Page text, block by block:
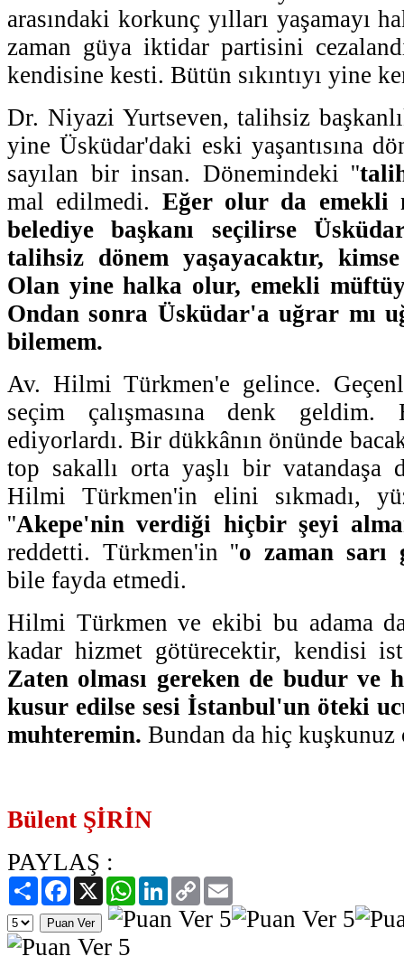
arasındaki korkunç yılları yaşamayı
zaman güya iktidar partisini
kendisine kesti. Bütün sıkıntıyı yine
Dr. Niyazi Yurtseven, talihsiz
yine Üsküdar'daki eski yaşantısına
sayılan bir insan. Dönemindeki ''
mal edilmedi. Eğer olur da emekli
belediye başkanı seçilirse
talihsiz dönem yaşayacaktır,
Olan yine halka olur, emekli
Ondan sonra Üsküdar'a uğrar mı
bilemem.
Av. Hilmi Türkmen'e gelince.
seçim çalışmasına denk
ediyorlardı. Bir dükkânın önünde
top sakallı orta yaşlı bir vatandaşa
Hilmi Türkmen'in elini sıkmadı,
''Akepe'nin verdiği hiçbir şeyi
reddetti. Türkmen'in ''o zaman sarı
bile fayda etmedi.
Hilmi Türkmen ve ekibi bu adama
kadar hizmet götürecektir, kendisi
Zaten olması gereken de budur ve
kusur edilse sesi İstanbul'un öteki
muhteremin. Bundan da hiç kuşkunuz
Bülent ŞİRİN
PAYLAŞ :
PaylaşFacebook
X WhatsAppLinkedIn
Copy
Link